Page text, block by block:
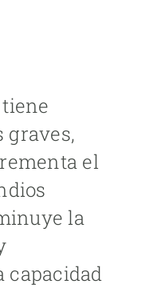
graves,
el
la
capacidad